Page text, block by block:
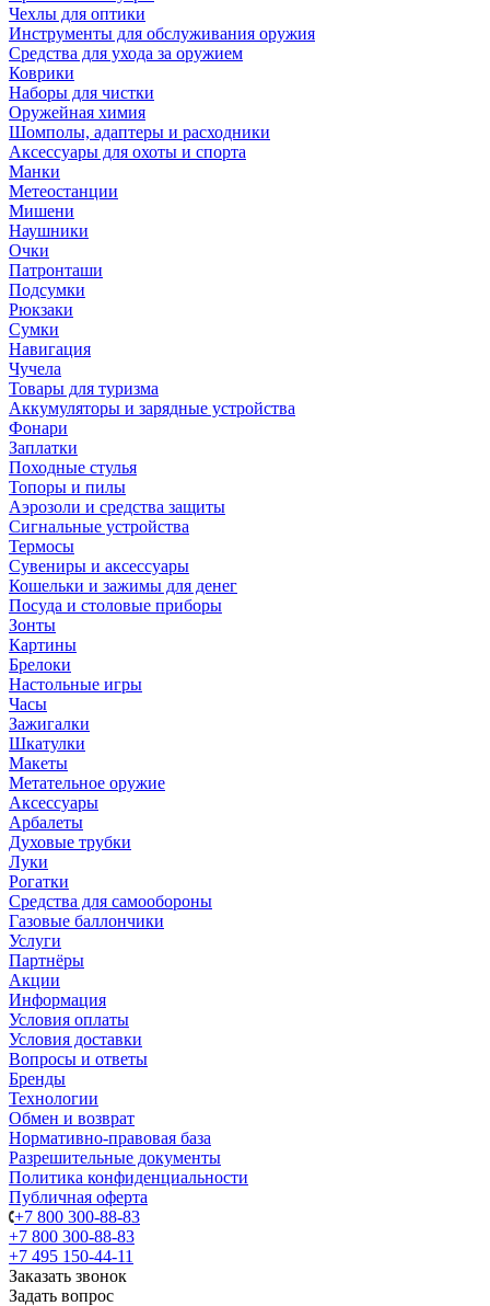
Чехлы для оптики
Инструменты для обслуживания оружия
Средства для ухода за оружием
Коврики
Наборы для чистки
Оружейная химия
Шомполы, адаптеры и расходники
Аксессуары для охоты и спорта
Манки
Метеостанции
Мишени
Наушники
Очки
Патронташи
Подсумки
Рюкзаки
Сумки
Навигация
Чучела
Товары для туризма
Аккумуляторы и зарядные устройства
Фонари
Заплатки
Походные стулья
Топоры и пилы
Аэрозоли и средства защиты
Сигнальные устройства
Термосы
Сувениры и аксессуары
Кошельки и зажимы для денег
Посуда и столовые приборы
Зонты
Картины
Брелоки
Настольные игры
Часы
Зажигалки
Шкатулки
Макеты
Метательное оружие
Аксессуары
Арбалеты
Духовые трубки
Луки
Рогатки
Средства для самообороны
Газовые баллончики
Услуги
Партнёры
Акции
Информация
Условия оплаты
Условия доставки
Вопросы и ответы
Бренды
Технологии
Обмен и возврат
Нормативно-правовая база
Разрешительные документы
Политика конфиденциальности
Публичная оферта
+7 800 300-88-83
+7 800 300-88-83
+7 495 150-44-11
Заказать звонок
Задать вопрос